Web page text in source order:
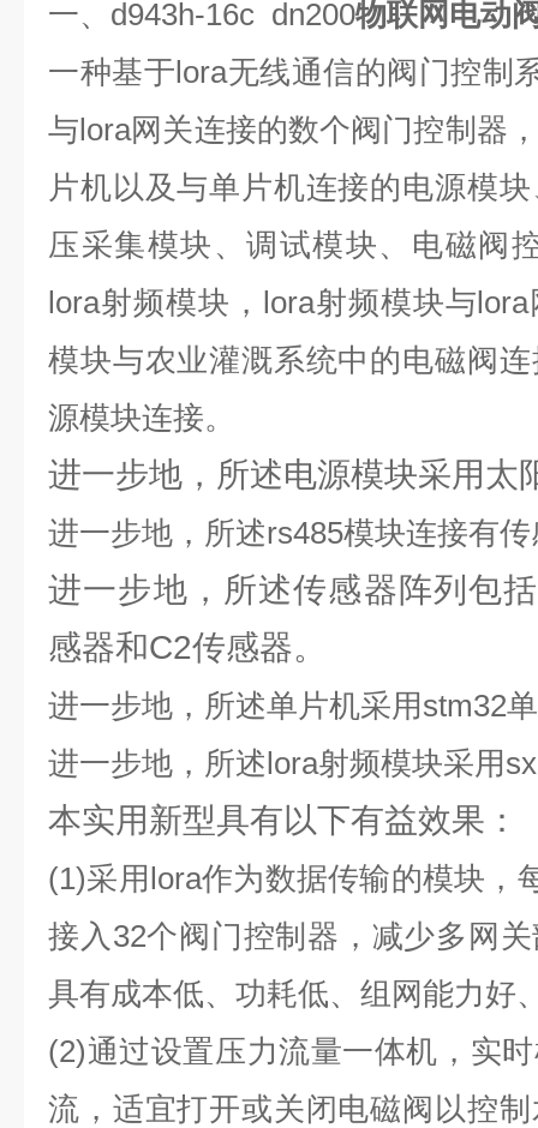
一、d943h-16c dn200物联网电动
一种基于lora无线通信的阀门控制
与lora网关连接的数个阀门控制器
片机以及与单片机连接的电源模
压采集模块、调试模块、电磁阀
lora射频模块，lora射频模块与
模块与农业灌溉系统中的电磁阀
源模块连接。
进一步地，所述电源模块采用太
进一步地，所述rs485模块连接有
进一步地，所述传感器阵列包
感器和C2传感器。
进一步地，所述单片机采用stm32
进一步地，所述lora射频模块采用
本实用新型具有以下有益效果：
(1)采用lora作为数据传输的模块，
接入32个阀门控制器，减少多网
具有成本低、功耗低、组网能力好
(2)通过设置压力流量一体机，实
流，适宜打开或关闭电磁阀以控